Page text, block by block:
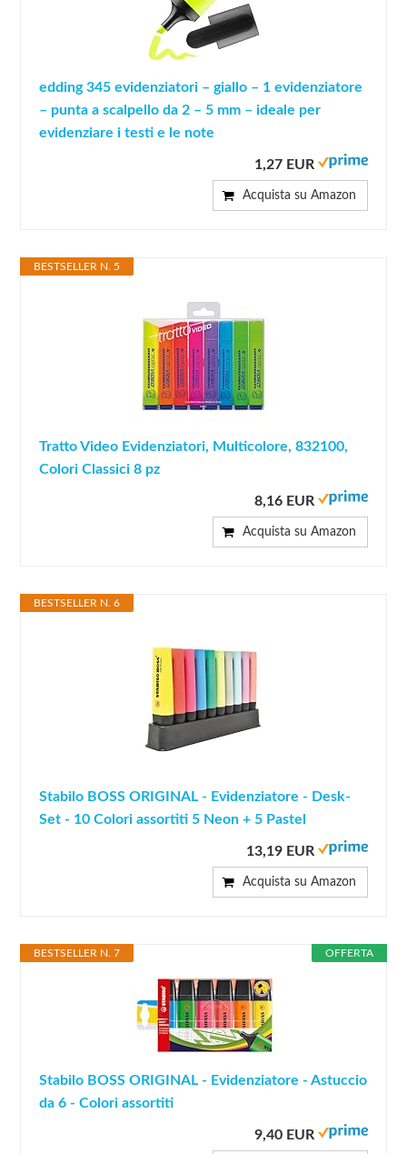
edding 345 evidenziatori – giallo – 1 evidenziatore
– punta a scalpello da 2 – 5 mm – ideale per
evidenziare i testi e le note
1,27 EUR
Acquista su Amazon
BESTSELLER N. 5
Tratto Video Evidenziatori, Multicolore, 832100,
Colori Classici 8 pz
8,16 EUR
Acquista su Amazon
BESTSELLER N. 6
Stabilo BOSS ORIGINAL - Evidenziatore - Desk-
Set - 10 Colori assortiti 5 Neon + 5 Pastel
13,19 EUR
Acquista su Amazon
OFFERTA
BESTSELLER N. 7
Stabilo BOSS ORIGINAL - Evidenziatore - Astuccio
da 6 - Colori assortiti
9,40 EUR